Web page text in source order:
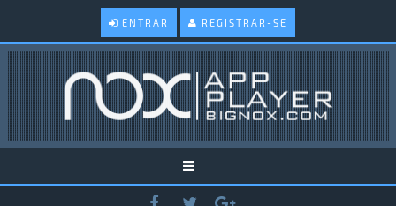
ENTRAR REGISTRAR-SE